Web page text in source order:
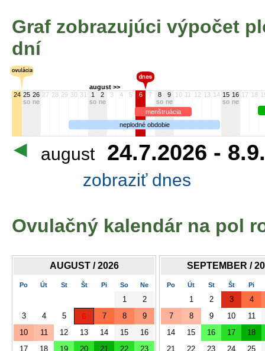
Graf zobrazujúci výpočet
dní
august >>
24 25
so
26
ne
27 28 29 30 31
1
so
2
ne
3 4 5 6 7
8
so
9
ne
10 11 12 13 14 15
so
16
ne
17 18
menštruácia
neplodné obdobie
august 24.7.2026 -
zobraziť dnes
Ovulačný kalendár na pol
AUGUST / 2026
Po Út St Št Pi So Ne
1
2
3
4 5 6 7 8
9
10
11 12 13 14 15
16
17
18 19 20 21 22
23
SEPTEMBER /
Po Út St Št Pi
1 2 3
4
7
8 9 10
11
14
15 16 17
18
21
22 23 24
25